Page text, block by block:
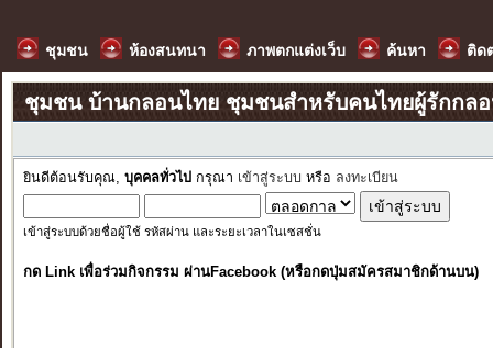
ชุมชน ห้องสนทนา ภาพตกแต่งเว็บ ค้นหา ติด
ชุมชน บ้านกลอนไทย ชุมชนสำหรับคนไทยผู้รักกล
ยินดีต้อนรับคุณ, บุคคลทั่วไป กรุณา เข้าสู่ระบบ หรือ ลงทะเบียน
เข้าสู่ระบบด้วยชื่อผู้ใช้ รหัสผ่าน และระยะเวลาในเซสชั่น
กด Link เพื่อร่วมกิจกรรม ผ่านFacebook (หรือกดปุ่มสมัครสมาชิกด้านบน)